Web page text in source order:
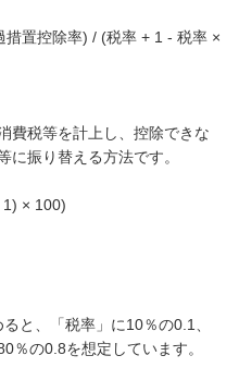
置控除率) / (税率 + 1 - 税率 ×
費税等を計上し、控除できな
に振り替える方法です。
× 100)
と、「税率」に10％の0.1、
％の0.8を想定しています。